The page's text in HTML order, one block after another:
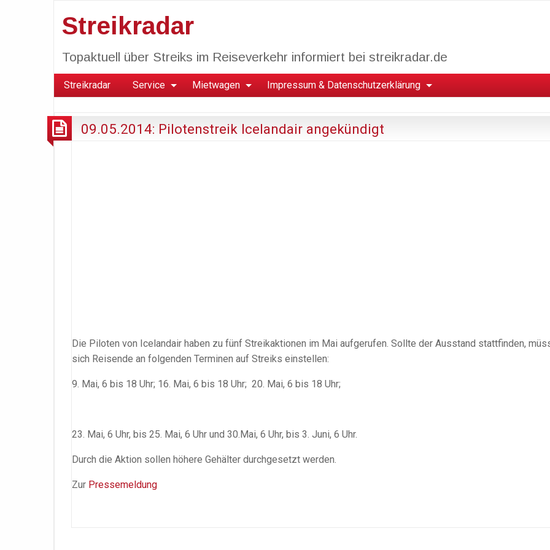
Streikradar
Topaktuell über Streiks im Reiseverkehr informiert bei streikradar.de
Streikradar Service Mietwagen Impressum & Datenschutzerklärung
09.05.2014: Pilotenstreik Icelandair angekündigt
Die Piloten von Icelandair haben zu fünf Streikaktionen im Mai aufgerufen. Sollte der Ausstand stattfinden,
sich Reisende an folgenden Terminen auf Streiks einstellen:
9. Mai, 6 bis 18 Uhr; 16. Mai, 6 bis 18 Uhr; 20. Mai, 6 bis 18 Uhr;
23. Mai, 6 Uhr, bis 25. Mai, 6 Uhr und 30.Mai, 6 Uhr, bis 3. Juni, 6 Uhr.
Durch die Aktion sollen höhere Gehälter durchgesetzt werden.
Zur Pressemeldung